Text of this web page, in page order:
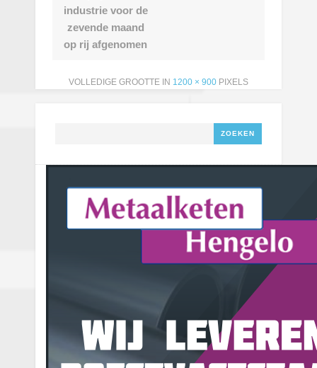
industrie voor de
zevende maand
op rij afgenomen
VOLLEDIGE GROOTTE IN 1200 × 900 PIXELS